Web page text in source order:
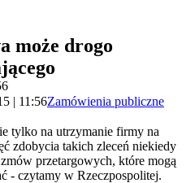
może drogo
| 11:56Zamówienia publiczne
tylko na utrzymanie firmy na
zdobycia takich zleceń niekiedy
przetargowych, które mogą
- czytamy w Rzeczpospolitej.